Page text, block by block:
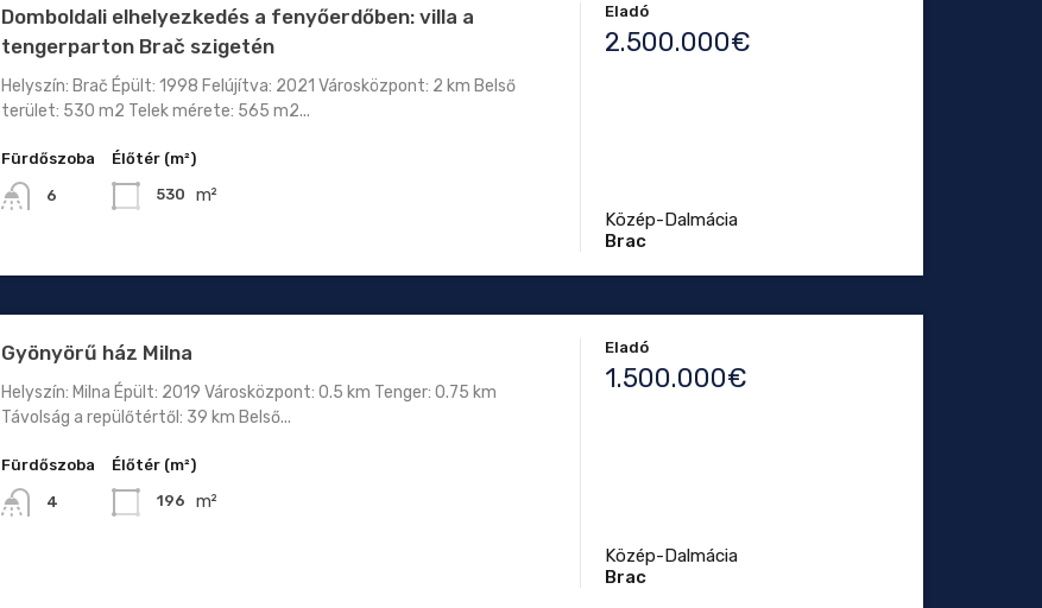
Domboldali elhelyezkedés a fenyőerdőben: villa a
tengerparton Brač szigetén
Helyszín: Brač Épült: 1998 Felújítva: 2021 Városközpont: 2 km Belső
terület: 530 m2 Telek mérete: 565 m2...
Fürdőszoba
6
Élőtér (m²)
530 m²
Eladó
2.500.000€
Közép-Dalmácia
Brac
Gyönyörű ház Milna
Helyszín: Milna Épült: 2019 Városközpont: 0.5 km Tenger: 0.75 km
Távolság a repülőtértől: 39 km Belső...
Fürdőszoba
4
Élőtér (m²)
196 m²
Eladó
1.500.000€
Közép-Dalmácia
Brac